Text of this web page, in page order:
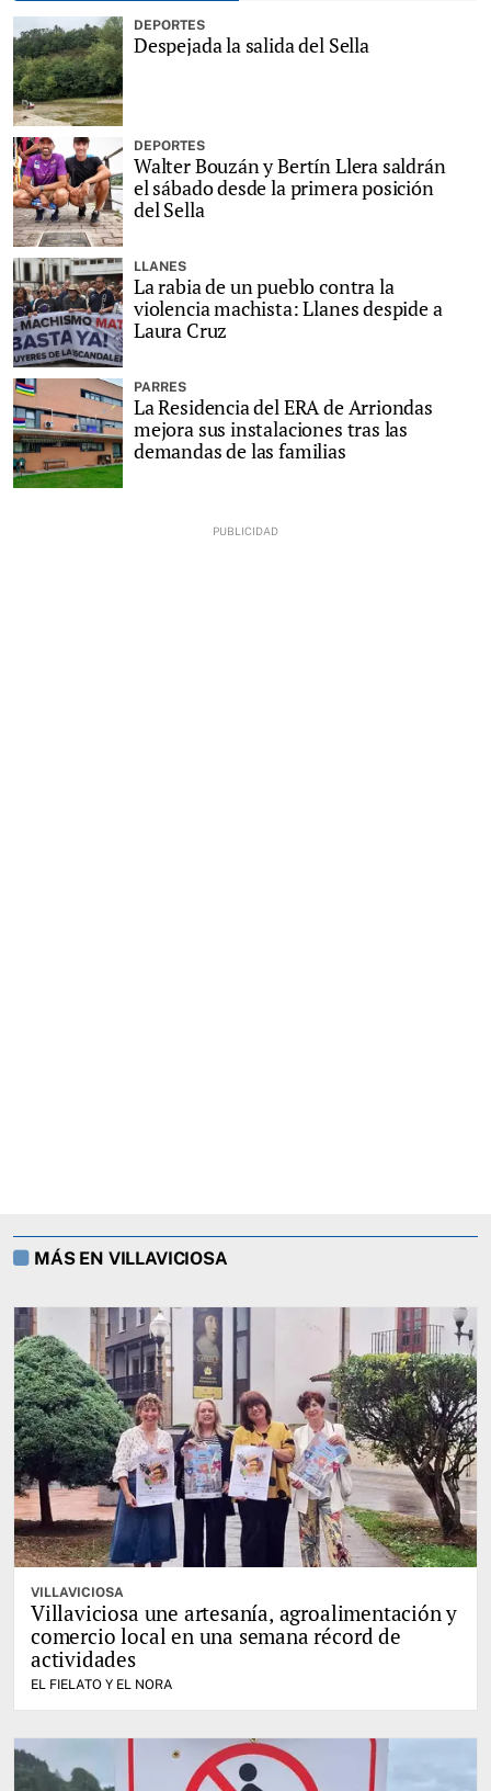
DEPORTES
Despejada la salida del Sella
DEPORTES
Walter Bouzán y Bertín Llera saldrán
el sábado desde la primera posición
del Sella
LLANES
La rabia de un pueblo contra la
violencia machista: Llanes despide a
Laura Cruz
PARRES
La Residencia del ERA de Arriondas
mejora sus instalaciones tras las
demandas de las familias
MÁS EN VILLAVICIOSA
VILLAVICIOSA
Villaviciosa une artesanía, agroalimentación y
comercio local en una semana récord de
actividades
EL FIELATO Y EL NORA